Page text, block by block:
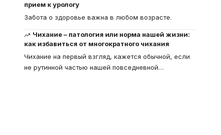
прием к урологу
Забота о здоровье важна в любом возрасте.
Чихание – патология или норма нашей жизни:
как избавиться от многократного чихания
Чихание на первый взгляд, кажется обычной, если
не рутинной частью нашей повседневной…